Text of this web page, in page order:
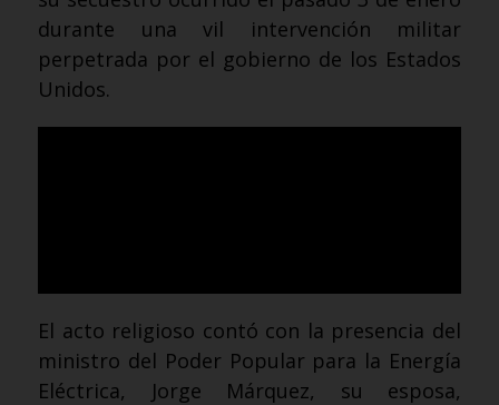
durante una vil intervención militar
perpetrada por el gobierno de los Estados
Unidos.
El acto religioso contó con la presencia del
ministro del Poder Popular para la Energía
Eléctrica, Jorge Márquez, su esposa,